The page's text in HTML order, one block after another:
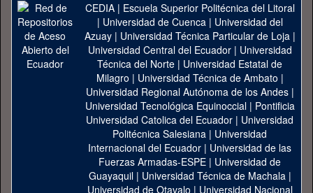
CEDIA| Escuela Superior Politécnica del Litoral
| Universidad de Cuenca| Universidad del
Azuay| Universidad Técnica Particular de Loja|
Universidad Central del Ecuador| Universidad
Técnica del Norte | Universidad Estatal de
Milagro | Universidad Técnica de Ambato |
Universidad Regional Autónoma de los Andes|
Universidad Tecnológica Equinoccial| Pontificia
Universidad Catolica del Ecuador | Universidad
Politécnica Salesiana | Universidad
Internacional del Ecuador | Universidad de las
Fuerzas Armadas-ESPE | Universidad de
Guayaquil| Universidad Técnica de Machala|
Universidad de Otavalo | Universidad Nacional